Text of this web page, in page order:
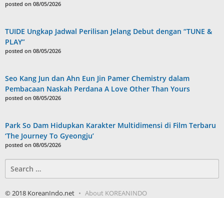
posted on 08/05/2026
TUIDE Ungkap Jadwal Perilisan Jelang Debut dengan “TUNE &
PLAY”
posted on 08/05/2026
Seo Kang Jun dan Ahn Eun Jin Pamer Chemistry dalam
Pembacaan Naskah Perdana A Love Other Than Yours
posted on 08/05/2026
Park So Dam Hidupkan Karakter Multidimensi di Film Terbaru
‘The Journey To Gyeongju’
posted on 08/05/2026
for:
© 2018 KoreanIndo.net About KOREANINDO